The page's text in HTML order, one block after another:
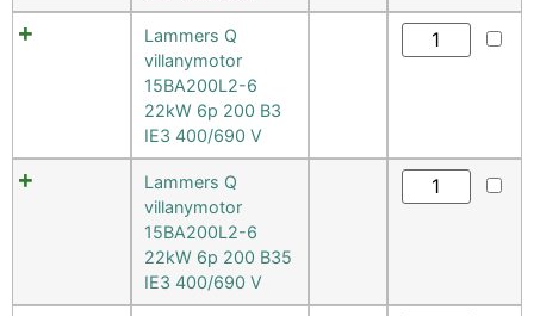
Lammers Q
villanymotor
15BA200L2-6
22kW 6p 200 B3
IE3 400/690 V
Lammers Q
villanymotor
15BA200L2-6
22kW 6p 200 B35
IE3 400/690 V